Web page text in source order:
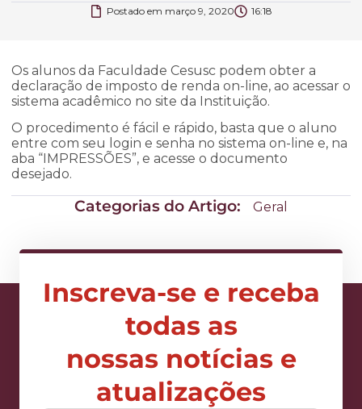
Postado em março 9, 2020 16:18
Os alunos da Faculdade Cesusc podem obter a
declaração de imposto de renda on-line, ao acessar o
sistema acadêmico no site da Instituição.
O procedimento é fácil e rápido, basta que o aluno
entre com seu login e senha no sistema on-line e, na
aba “IMPRESSÕES”, e acesse o documento
desejado.
Categorias do Artigo: Geral
Inscreva-se e receba
todas as
nossas notícias e
atualizações